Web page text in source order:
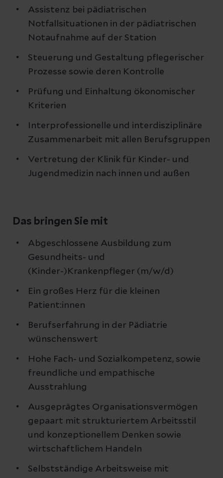
Assistenz bei pädiatrischen
Notfallsituationen in der pädiatrischen
Notaufnahme auf der Station
Steuerung und Gestaltung pflegerischer
Prozesse sowie deren Kontrolle
Prüfung und Einhaltung ökonomischer
Kriterien
Interprofessionelle und interdisziplinäre
Zusammenarbeit mit allen Berufsgruppen
Vertretung der Klinik für Kinder- und
Jugendmedizin nach innen und außen
Das bringen Sie mit
Abgeschlossene Ausbildung zum
Gesundheits- und
(Kinder-)Krankenpfleger (m/w/d)
Ein großes Herz für die kleinen
Patient:innen
Berufserfahrung in der Pädiatrie
wünschenswert
Hohe Fach- und Sozialkompetenz, sowie
freundliche und empathische
Ausstrahlung
Ausgeprägtes Organisationsvermögen
gepaart mit strukturiertem Arbeitsstil
und konzeptionellem Denken sowie
wirtschaftlichem Handeln
Selbstständige Arbeitsweise mit